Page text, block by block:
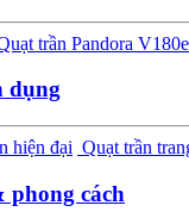
trần Pandora V180e
dụng
hiện đại Quạt trần
phong cách